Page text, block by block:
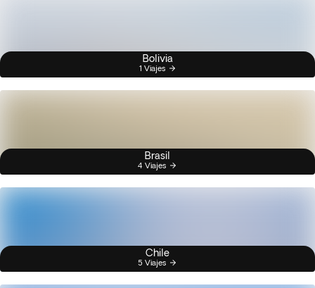
Bolivia
1 Viajes
Brasil
4 Viajes
Chile
5 Viajes